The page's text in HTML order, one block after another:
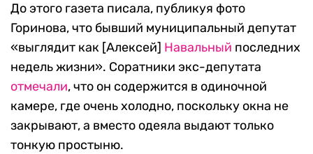
До этого газета писала, публикуя фото
Горинова, что бывший муниципальный депутат
«выглядит как [Алексей] Навальный последних
недель жизни». Соратники экс-депутата
отмечали, что он содержится в одиночной
камере, где очень холодно, поскольку окна не
закрывают, а вместо одеяла выдают только
тонкую простыню.